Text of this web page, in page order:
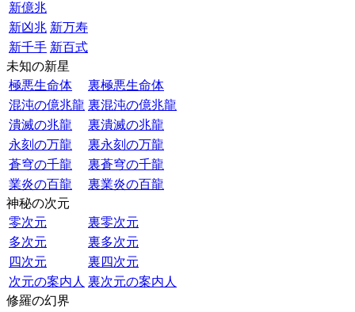
新億兆
新凶兆 新万寿
新千手 新百式
未知の新星
極悪生命体
裏極悪生命体
混沌の億兆龍 裏混沌の億兆龍
潰滅の兆龍
裏潰滅の兆龍
永刻の万龍
裏永刻の万龍
蒼穹の千龍
裏蒼穹の千龍
業炎の百龍
裏業炎の百龍
神秘の次元
零次元
裏零次元
多次元
裏多次元
四次元
裏四次元
次元の案内人 裏次元の案内人
修羅の幻界